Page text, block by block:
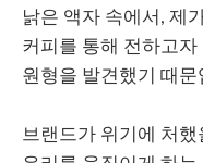
낡은 액자 속에서, 제
커피를 통해 전하고
원형을 발견했기 때문
브랜드가 위기에 처